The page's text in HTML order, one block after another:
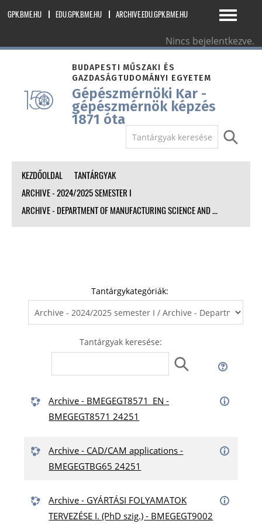
GPK.BME.HU EDU.GPK.BME.HU ARCHIVE.EDU.GPK.BME.HU
Nincs bejelentkezve.
BUDAPESTI MŰSZAKI ÉS
GAZDASÁGTUDOMÁNYI EGYETEM
Gépészmérnöki Kar -
gépészmérnök képzés
1871 óta
KEZDŐOLDAL
TANTÁRGYAK
ARCHIVE - 2024/2025 SEMESTER I
ARCHIVE - DEPARTMENT OF MANUFACTURING SCIENCE AND ...
Tantárgykategóriák:
Tantárgyak keresése:
Archive - BMEGEGT8571_EN -
BMEGEGT8571 24251
Archive - CAD/CAM applications -
BMEGEGTBG65 24251
Archive - GYÁRTÁSI FOLYAMATOK
TERVEZÉSE I. (PhD szig.) - BMEGEGT9002